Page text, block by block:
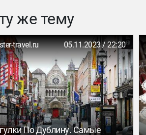
же тему
travel.ru 05.11.2023 / 22:20
По Дублину. Самые